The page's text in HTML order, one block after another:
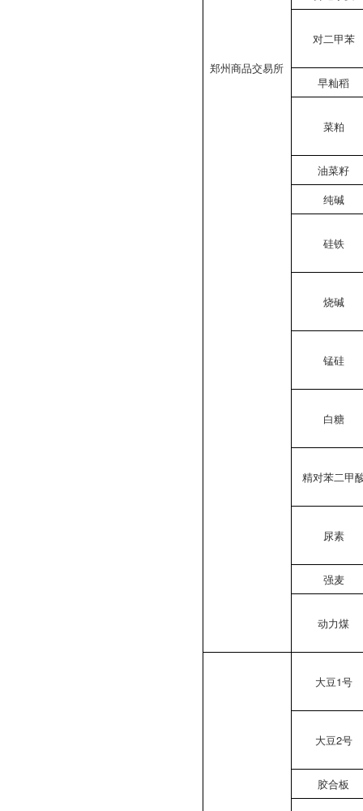
郑州商品交易所
对二甲苯
早籼稻
菜粕
油菜籽
纯碱
硅铁
烧碱
锰硅
白糖
精对苯二甲
尿素
强麦
动力煤
大豆1号
大豆2号
胶合板